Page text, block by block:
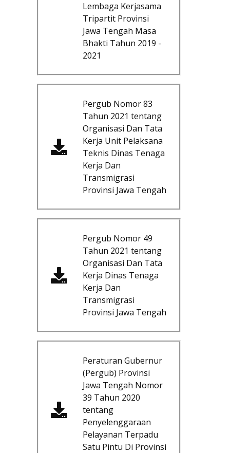
Lembaga Kerjasama
Tripartit Provinsi
Jawa Tengah Masa
Bhakti Tahun 2019 -
2021
Pergub Nomor 83
Tahun 2021 tentang
Organisasi Dan Tata
Kerja Unit Pelaksana
Teknis Dinas Tenaga
Kerja Dan
Transmigrasi
Provinsi Jawa Tengah
Pergub Nomor 49
Tahun 2021 tentang
Organisasi Dan Tata
Kerja Dinas Tenaga
Kerja Dan
Transmigrasi
Provinsi Jawa Tengah
Peraturan Gubernur
(Pergub) Provinsi
Jawa Tengah Nomor
39 Tahun 2020
tentang
Penyelenggaraan
Pelayanan Terpadu
Satu Pintu Di Provinsi